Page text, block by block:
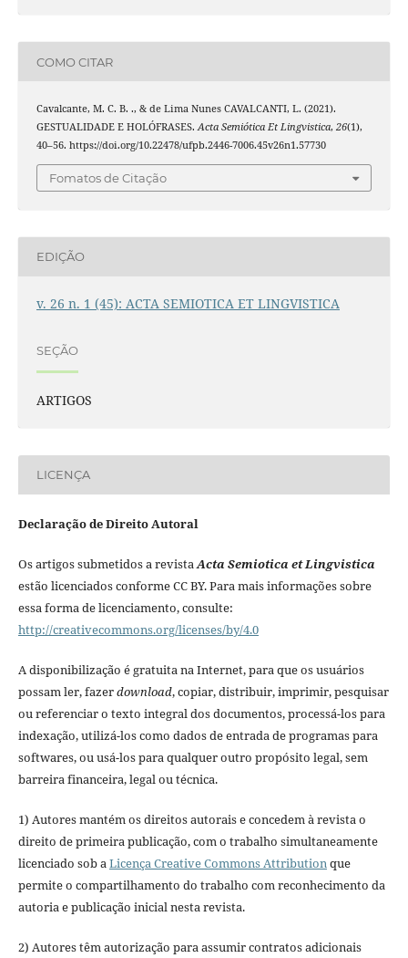
COMO CITAR
Cavalcante, M. C. B. ., & de Lima Nunes CAVALCANTI, L. (2021).
GESTUALIDADE E HOLÓFRASES.Acta Semiótica Et Lingvistica, 26(1),
40–56. https://doi.org/10.22478/ufpb.2446-7006.45v26n1.57730
Fomatos de Citação
EDIÇÃO
v. 26 n. 1 (45): ACTA SEMIOTICA ET LINGVISTICA
SEÇÃO
ARTIGOS
LICENÇA
Declaração de Direito Autoral
Os artigos submetidos a revistaActa Semiotica et Lingvistica
estão licenciados conforme CC BY. Para mais informações sobre
essa forma de licenciamento, consulte:
http://creativecommons.org/licenses/by/4.0
A disponibilização é gratuita na Internet, para que os usuários
possam ler, fazerdownload, copiar, distribuir, imprimir, pesquisar
ou referenciar o texto integral dos documentos, processá-los para
indexação, utilizá-los como dados de entrada de programas para
softwares, ou usá-los para qualquer outro propósito legal, sem
barreira financeira, legal ou técnica.
1) Autores mantém os direitos autorais e concedem à revista o
direito de primeira publicação, com o trabalho simultaneamente
licenciado sob aLicença Creative Commons Attributionque
permite o compartilhamento do trabalho com reconhecimento da
autoria e publicação inicial nesta revista.
2) Autores têm autorização para assumir contratos adicionais